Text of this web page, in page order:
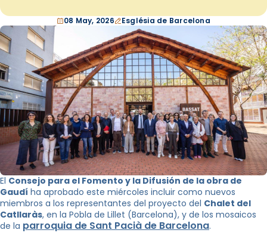
08 May, 2026 Església de Barcelona
El Consejo para el Fomento y la Difusión de la obra de
Gaudí ha aprobado este miércoles incluir como nuevos
miembros a los representantes del proyecto del Chalet del
Catllaràs, en la Pobla de Lillet (Barcelona), y de los mosaicos
de la parroquia de Sant Pacià de Barcelona.